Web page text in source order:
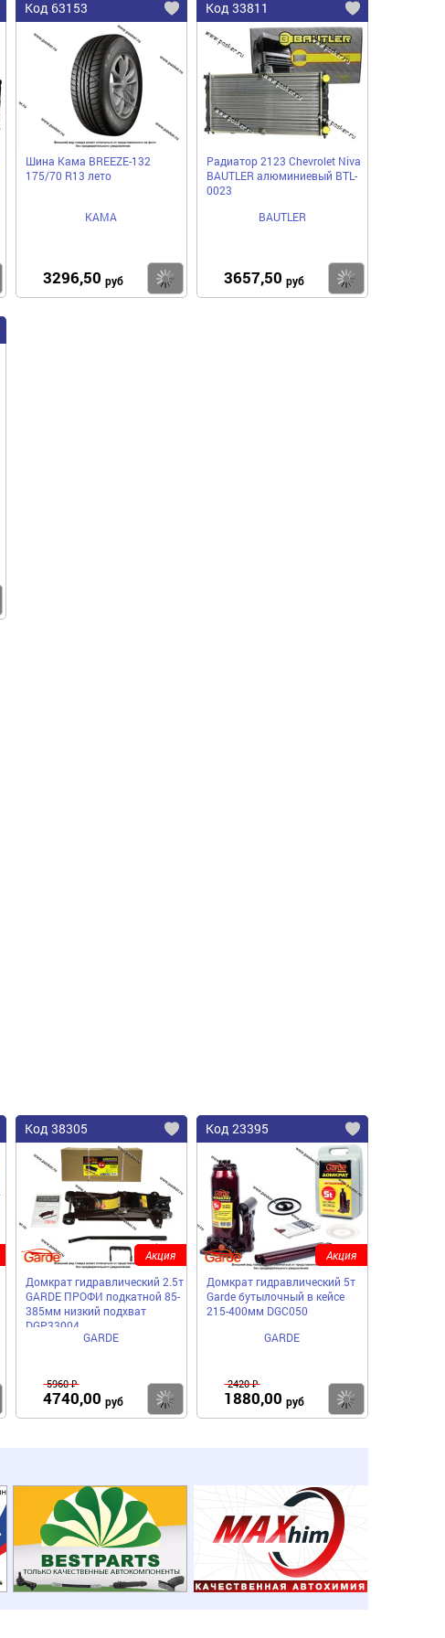
Купить
Код 63153
Шина Кама BREEZE-132
175/70 R13 лето
КАМА
3296,50 руб Купить
Код 33811
Радиатор 2123 Chevrolet Niva
BAUTLER алюминиевый BTL-
0023
BAUTLER
3657,50 руб
Купить
Код 38305
Домкрат гидравлический 2.5т
GARDE ПРОФИ подкатной 85-
385мм низкий подхват
DGP33004
GARDE
5960 ₽
4740,00 руб Купить
Акция
Код 23395
Домкрат гидравлический 5т
Garde бутылочный в кейсе
215-400мм DGC050
GARDE
2420 ₽
1880,00 руб
Акция